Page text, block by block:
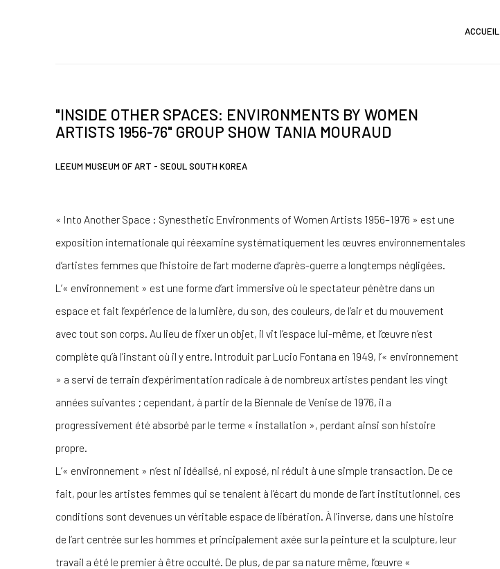
ACCUEIL
"INSIDE OTHER SPACES: ENVIRONMENTS BY WOMEN
ARTISTS 1956-76" GROUP SHOW TANIA MOURAUD
LEEUM MUSEUM OF ART - SEOUL SOUTH KOREA
« Into Another Space : Synesthetic Environments of Women Artists 1956–1976 » est une
exposition internationale qui réexamine systématiquement les œuvres environnementales
d’artistes femmes que l’histoire de l’art moderne d’après-guerre a longtemps négligées.
L’« environnement » est une forme d’art immersive où le spectateur pénètre dans un
espace et fait l’expérience de la lumière, du son, des couleurs, de l’air et du mouvement
avec tout son corps. Au lieu de fixer un objet, il vit l’espace lui-même, et l’œuvre n’est
complète qu’à l’instant où il y entre. Introduit par Lucio Fontana en 1949, l’« environnement
» a servi de terrain d’expérimentation radicale à de nombreux artistes pendant les vingt
années suivantes ; cependant, à partir de la Biennale de Venise de 1976, il a
progressivement été absorbé par le terme « installation », perdant ainsi son histoire
propre.
L’« environnement » n’est ni idéalisé, ni exposé, ni réduit à une simple transaction. De ce
fait, pour les artistes femmes qui se tenaient à l’écart du monde de l’art institutionnel, ces
conditions sont devenues un véritable espace de libération. À l’inverse, dans une histoire
de l’art centrée sur les hommes et principalement axée sur la peinture et la sculpture, leur
travail a été le premier à être occulté. De plus, de par sa nature même, l’œuvre «